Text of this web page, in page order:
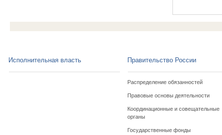
Исполнительная власть Правительство России
Распределение обязанностей
Правовые основы деятельности
Координационные и совещательные
органы
Государственные фонды